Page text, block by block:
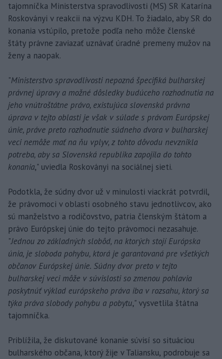
tajomníčka Ministerstva spravodlivosti (MS) SR Katarína
Roskoványi v reakcii na výzvu KDH. To žiadalo, aby SR do
konania vstúpilo, pretože podľa neho môže členské
štáty právne zaviazať uznávať úradné premeny mužov na
ženy a naopak.
"Ministerstvo spravodlivosti nepozná špecifiká bulharskej
právnej úpravy a možné dôsledky budúceho rozhodnutia na
jeho vnútroštátne právo, existujúca slovenská právna
úprava v tejto oblasti je však v súlade s právom Európskej
únie, práve preto rozhodnutie súdneho dvora v bulharskej
veci nemôže mať na ňu vplyv, z tohto dôvodu nevznikla
potreba, aby sa Slovenská republika zapojila do tohto
konania," uviedla Roskoványi na sociálnej sieti.
Podotkla, že súdny dvor už v minulosti viackrát potvrdil,
že právomoci v oblasti osobného stavu jednotlivcov, ako
sú manželstvo a rodičovstvo, patria členským štátom a
právo Európskej únie do tejto právomoci nezasahuje.
"Jednou zo základných slobôd, na ktorých stojí Európska
únia, je sloboda pohybu, ktorá je garantovaná pre všetkých
občanov Európskej únie. Súdny dvor preto v tejto
bulharskej veci môže v súvislosti so zmenou pohlavia
poskytnúť výklad európskeho práva iba v rozsahu, ktorý sa
týka práva slobody pohybu a pobytu," vysvetlila štátna
tajomníčka.
Priblížila, že diskutované konanie súvisí so situáciou
bulharského občana, ktorý žije v Taliansku, podrobuje sa